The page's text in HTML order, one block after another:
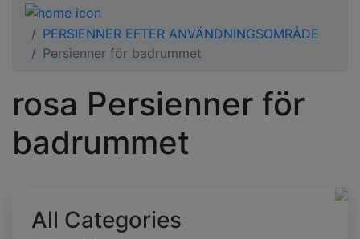
PERSIENNER EFTER ANVÄNDNINGSOMRÅDE
Persienner för badrummet
rosa Persienner för
badrummet
All Categories